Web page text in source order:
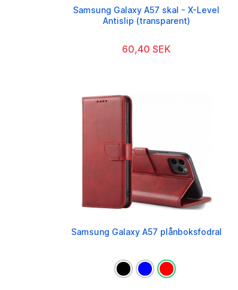
Samsung Galaxy A57 skal - X-Level
Antislip (transparent)
60,40 SEK
Samsung Galaxy A57 plånboksfodral